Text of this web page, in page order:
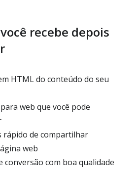
recebe depois
HTML do conteúdo do seu
web que você pode
rápido de compartilhar
web
conversão com boa qualidade